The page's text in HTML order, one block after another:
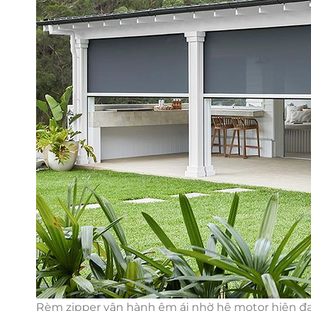
Rèm zipper vận hành êm ái nhờ hệ motor hiện